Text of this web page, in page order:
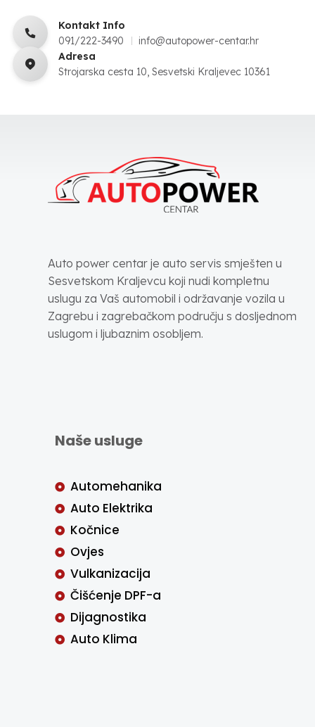
Kontakt Info
091/222-3490
info@autopower-centar.hr
Adresa
Strojarska cesta 10, Sesvetski Kraljevec 10361
Auto power centar je auto servis smješten u
Sesvetskom Kraljevcu koji nudi kompletnu
uslugu za Vaš automobil i održavanje vozila u
Zagrebu i zagrebačkom području s dosljednom
uslugom i ljubaznim osobljem.
Naše usluge
Automehanika
Auto Elektrika
Kočnice
Ovjes
Vulkanizacija
Čišćenje DPF-a
Dijagnostika
Auto Klima